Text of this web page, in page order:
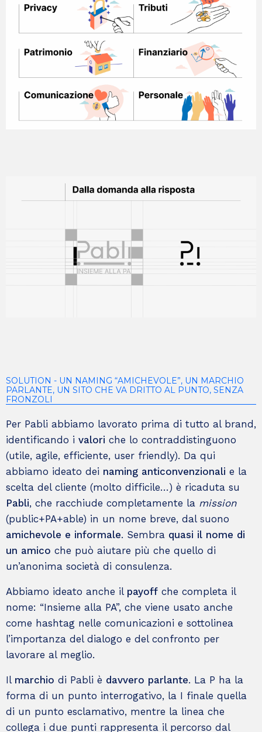
+
Pabli
Sempre aperti al confronto per
rendere la PA più semplice,
insieme.
Brand, Web & Digital
SOLUTION - UN NAMING “AMICHEVOLE”, UN MARCHIO
PARLANTE, UN SITO CHE VA DRITTO AL PUNTO, SENZA
FRONZOLI
Per Pabli abbiamo lavorato prima di tutto al brand,
identificando i valori che lo contraddistinguono
(utile, agile, efficiente, user friendly). Da qui
abbiamo ideato dei naming anticonvenzionali e la
scelta del cliente (molto difficile…) è ricaduta su
Pabli, che racchiude completamente la mission
(public+PA+able) in un nome breve, dal suono
amichevole e informale. Sembra quasi il nome di
un amico che può aiutare più che quello di
un’anonima società di consulenza.
Abbiamo ideato anche il payoff che completa il
nome: “Insieme alla PA”, che viene usato anche
come hashtag nelle comunicazioni e sottolinea
l’importanza del dialogo e del confronto per
lavorare al meglio.
Il marchio di Pabli è davvero parlante. La P ha la
forma di un punto interrogativo, la I finale quella
di un punto esclamativo, mentre la linea che
collega i due punti rappresenta il percorso dal